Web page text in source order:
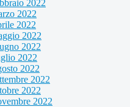
2022
2022
2022
2022
2022
2022
2022
2022
2022
2022